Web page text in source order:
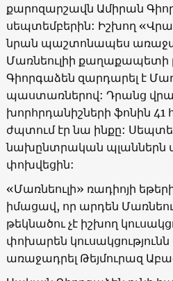
քարոզարշավն Ամիրան
սեպտեմբերին: Իշխող «
նրան պաշտոնապես
Մառնեուլիի քաղաքապետի
Գիորգաձեն զարդարել է
պաստառներով: Դրանց
խորհրդանիշների ֆոնին 41
ժպտում էր նա ինքը:
նախընտրական պլաններն
փոխվեցին:
«Մառնեուլի» ռադիոյի
իմացավ, որ արդեն
թեկնածու չէ իշխող
փոխարեն
առաջադրել Թեյմուրազ